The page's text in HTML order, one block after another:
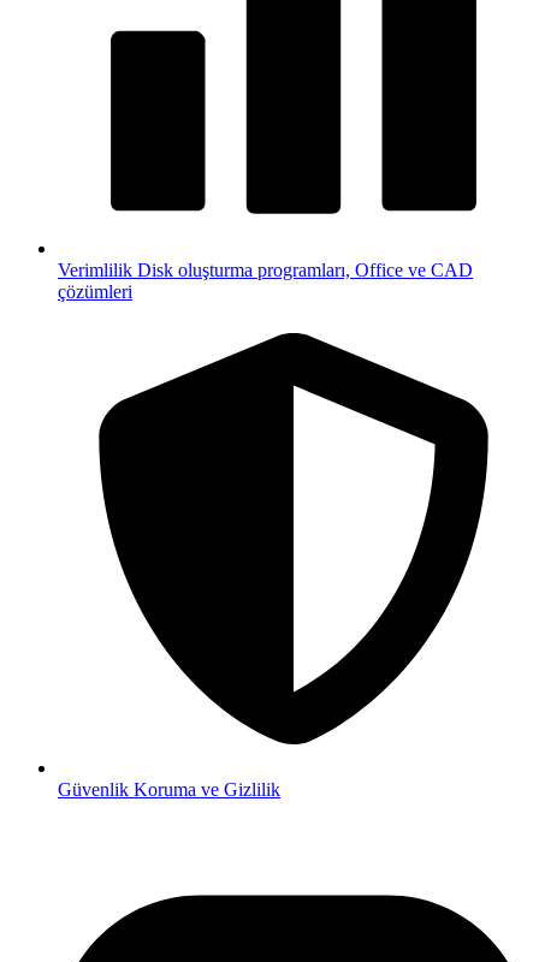
Verimlilik Disk oluşturma programları, Office ve CAD
çözümleri
Güvenlik Koruma ve Gizlilik